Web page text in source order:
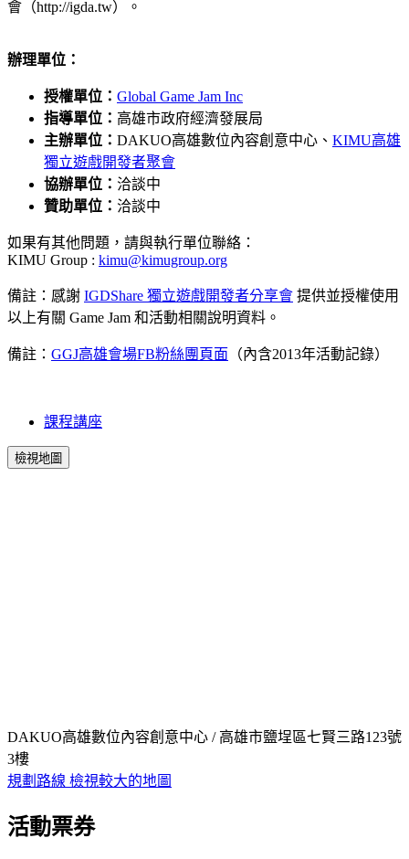
會（http://igda.tw）。
辦理單位：
授權單位： Global Game Jam Inc
指導單位： 高雄市政府經濟發展局
主辦單位： DAKUO高雄數位內容創意中心、 KIMU高雄
獨立遊戲開發者聚會
協辦單位： 洽談中
贊助單位： 洽談中
如果有其他問題，請與執行單位聯絡：
KIMU Group : kimu@kimugroup.org
備註：感謝 IGDShare 獨立遊戲開發者分享會 提供並授權使用
以上有關 Game Jam 和活動相關說明資料。
備註： GGJ高雄會場FB粉絲團頁面 （內含2013年活動記錄）
課程講座
檢視地圖
DAKUO高雄數位內容創意中心 / 高雄市鹽埕區七賢三路123號
3樓
規劃路線 檢視較大的地圖
活動票券